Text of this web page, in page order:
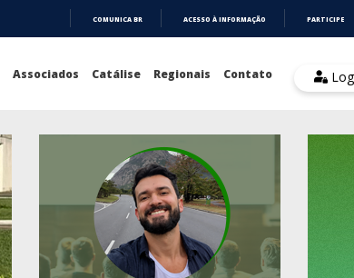
COMUNICA BR ACESSO À INFORMAÇÃO PARTICIPE
Associados Catálise Regionais Contato